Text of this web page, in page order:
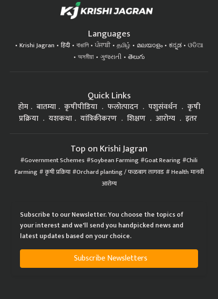
Languages
Krishi Jagran हिंदी বাঙালি ਪੰਜਾਬੀ தமிழ் മലയാളം ಕನ್ನಡ
ଓଡିଆ
অসমীয়া
ગુજરાતી తెలుగు
Quick Links
होम बातम्या कृषीपीडिया फलोत्पादन पशुसंवर्धन
कृषी
प्रक्रिया
यशकथा यांत्रिकीकरण शिक्षण आरोग्य इतर
Top on Krishi Jagran
Government Schemes Soybean Farming Goat Rearing Chili
Farming कृषी प्रक्रिया Orchard planting / फळबाग लागवड Health मानवी
आरोग्य
Subscribe to our Newsletter. You choose the topics of
your interest and we'll send you handpicked news and
latest updates based on your choice.
Subscribe Newsletters